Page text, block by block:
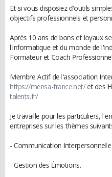
Et si vous disposiez d'outils
objectifs professionnels et
Après 10 ans de bons et loyaux
l'informatique et du monde de
Formateur et Coach
Membre Actif de l'association
https://mensa-france.net/et des
talents.fr/
Je travaille pour les particuliers,
entreprises sur les thèmes
- Communication
- Gestion des Émotions.